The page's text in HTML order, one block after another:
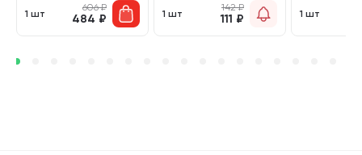
1 шт
606₽
484 ₽ 1 шт
142₽
111 ₽ 1 шт